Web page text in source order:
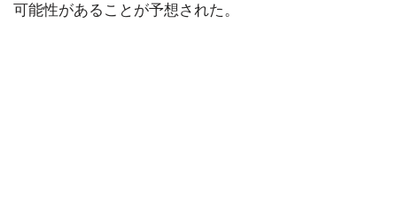
可能性があることが予想された。